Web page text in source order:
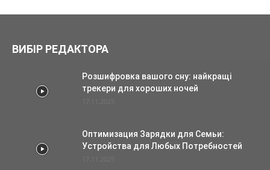
ВИБІР РЕДАКТОРА
Розшифровка вашого сну: найкращі
трекери для хороших ночей
Оптимизация Зарядки для Семьи:
Устройства для Любых Потребностей